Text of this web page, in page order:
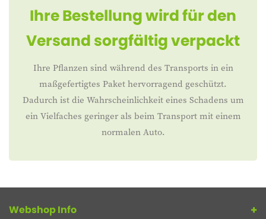
Ihre Bestellung wird für den
Versand sorgfältig verpackt
Ihre Pflanzen sind während des Transports in ein
maßgefertigtes Paket hervorragend geschützt.
Dadurch ist die Wahrscheinlichkeit eines Schadens um
ein Vielfaches geringer als beim Transport mit einem
normalen Auto.
Webshop Info